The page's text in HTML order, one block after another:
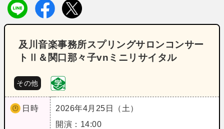
及川音楽事務所スプリングサロンコンサー
トⅡ＆関口那々子vnミニリサイタル
その他
日時
2026年4月25日（土）
開演：14:00